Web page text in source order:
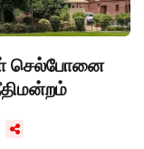
செல்போனை